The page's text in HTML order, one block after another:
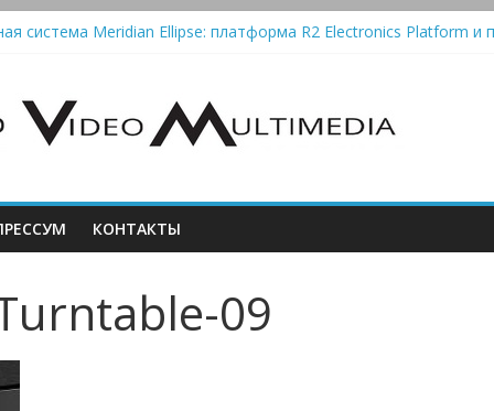
система Meridian Ellipse: платформа R2 Electronics Platform и
Automatic — традиционный виниловый автомат, дополненный
КОНТАКТЫ
09